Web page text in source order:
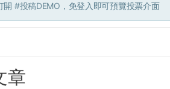
開 #投稿DEMO ，免登入即可預覽投票介面
章